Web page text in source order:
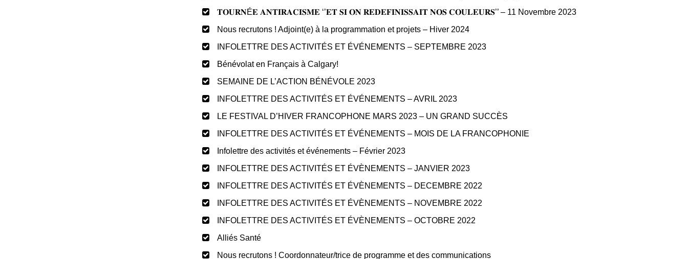
𝐓𝐎𝐔𝐑𝐍É𝐄 𝐀𝐍𝐓𝐈𝐑𝐀𝐂𝐈𝐒𝐌𝐄 ‘’𝐄𝐓 𝐒𝐈 𝐎𝐍 𝐑𝐄𝐃𝐄𝐅𝐈𝐍𝐈𝐒𝐒𝐀𝐈𝐓 𝐍𝐎𝐒 𝐂𝐎𝐔𝐋𝐄𝐔𝐑𝐒’’ – 11 Novembre 2023
Nous recrutons ! Adjoint(e) à la programmation et projets – Hiver 2024
INFOLETTRE DES ACTIVITÉS ET ÉVÉNEMENTS – SEPTEMBRE 2023
Bénévolat en Français à Calgary!
SEMAINE DE L’ACTION BÉNÉVOLE 2023
INFOLETTRE DES ACTIVITÉS ET ÉVÉNEMENTS – AVRIL 2023
LE FESTIVAL D’HIVER FRANCOPHONE MARS 2023 – UN GRAND SUCCÈS
INFOLETTRE DES ACTIVITÉS ET ÉVÉNEMENTS – MOIS DE LA FRANCOPHONIE
Infolettre des activités et événements – Février 2023
INFOLETTRE DES ACTIVITÉS ET ÉVÈNEMENTS – JANVIER 2023
INFOLETTRE DES ACTIVITÉS ET ÉVÈNEMENTS – DECEMBRE 2022
INFOLETTRE DES ACTIVITÉS ET ÉVÈNEMENTS – NOVEMBRE 2022
INFOLETTRE DES ACTIVITÉS ET ÉVÈNEMENTS – OCTOBRE 2022
Alliés Santé
Nous recrutons ! Coordonnateur/trice de programme et des communications